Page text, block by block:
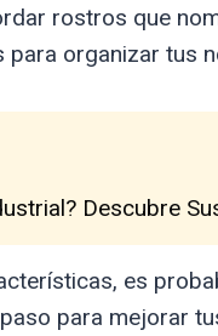
rostros que
organizar tus
Descubre
es
para mejorar